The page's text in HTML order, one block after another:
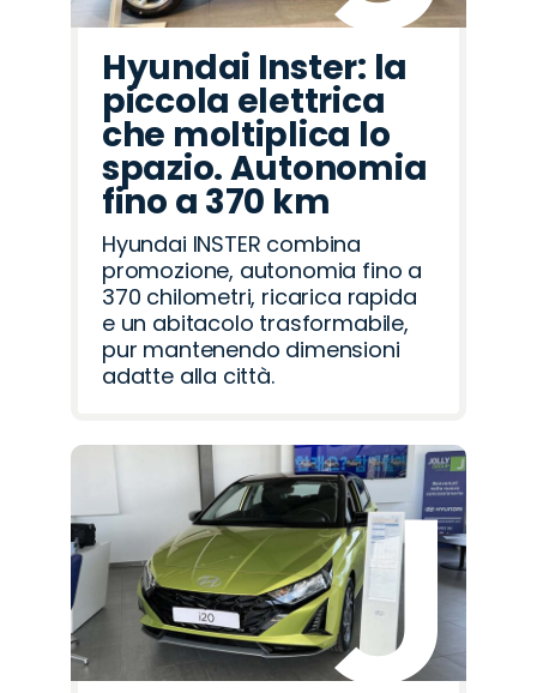
Hyundai Inster: la
piccola elettrica
che moltiplica lo
spazio. Autonomia
fino a 370 km
Hyundai INSTER combina
promozione, autonomia fino a
370 chilometri, ricarica rapida
e un abitacolo trasformabile,
pur mantenendo dimensioni
adatte alla città.